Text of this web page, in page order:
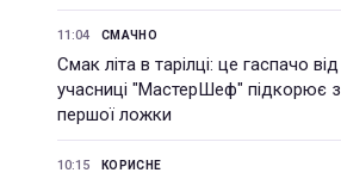
11:04 СМАЧНО
Смак літа в тарілці: це гаспачо від
учасниці "МастерШеф" підкорює з
першої ложки
10:15 КОРИСНЕ